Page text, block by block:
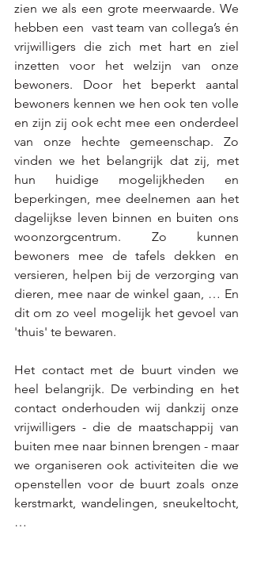
zien we als een grote meerwaarde. We
hebben een  vast team van collega’s én
vrijwilligers die zich met hart en ziel
inzetten voor het welzijn van onze
bewoners. Door het beperkt aantal
bewoners kennen we hen ook ten volle
en zijn zij ook echt mee een onderdeel
van onze hechte gemeenschap. Zo
vinden we het belangrijk dat zij, met
hun huidige mogelijkheden en
beperkingen, mee deelnemen aan het
dagelijkse leven binnen en buiten ons
woonzorgcentrum. Zo kunnen
bewoners mee de tafels dekken en
versieren, helpen bij de verzorging van
dieren, mee naar de winkel gaan, … En
dit om zo veel mogelijk het gevoel van
'thuis' te bewaren.
Het contact met de buurt vinden we
heel belangrijk. De verbinding en het
contact onderhouden wij dankzij onze
vrijwilligers - die de maatschappij van
buiten mee naar binnen brengen - maar
we organiseren ook activiteiten die we
openstellen voor de buurt zoals onze
kerstmarkt, wandelingen, sneukeltocht,
…